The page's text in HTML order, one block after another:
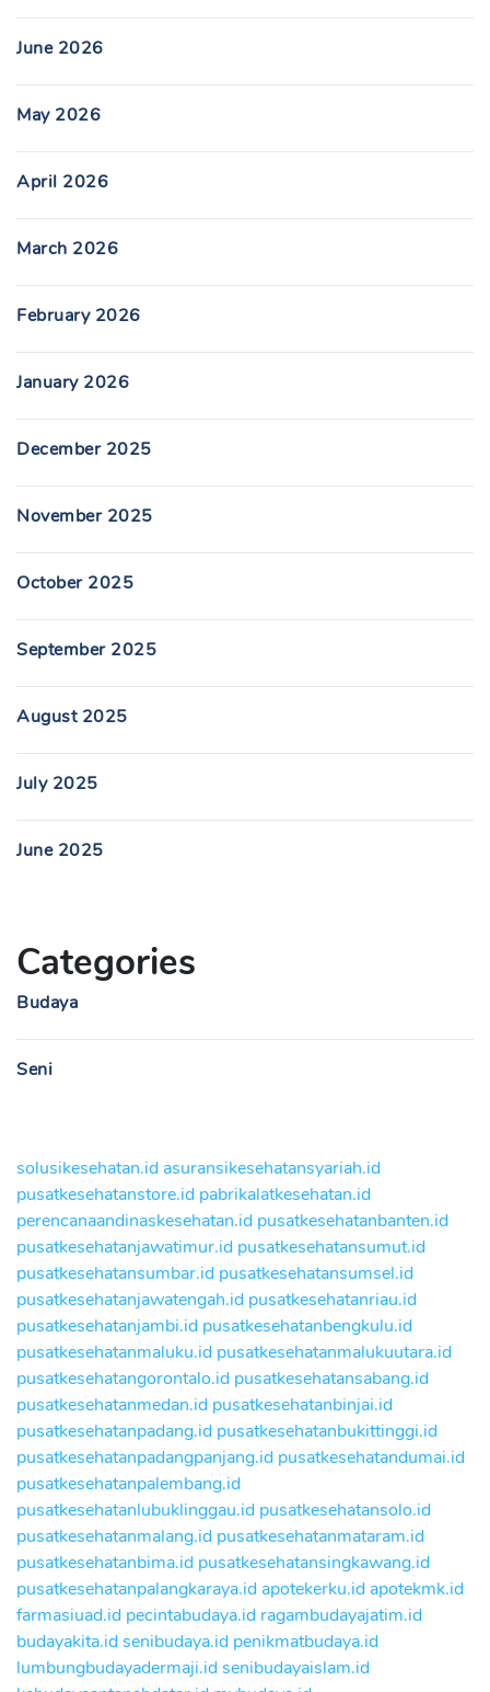
June 2026
May 2026
April 2026
March 2026
February 2026
January 2026
December 2025
November 2025
October 2025
September 2025
August 2025
July 2025
June 2025
Categories
Budaya
Seni
solusikesehatan.id asuransikesehatansyariah.id
pusatkesehatanstore.id pabrikalatkesehatan.id
perencanaandinaskesehatan.id pusatkesehatanbanten.id
pusatkesehatanjawatimur.id pusatkesehatansumut.id
pusatkesehatansumbar.id pusatkesehatansumsel.id
pusatkesehatanjawatengah.id pusatkesehatanriau.id
pusatkesehatanjambi.id pusatkesehatanbengkulu.id
pusatkesehatanmaluku.id pusatkesehatanmalukuutara.id
pusatkesehatangorontalo.id pusatkesehatansabang.id
pusatkesehatanmedan.id pusatkesehatanbinjai.id
pusatkesehatanpadang.id pusatkesehatanbukittinggi.id
pusatkesehatanpadangpanjang.id pusatkesehatandumai.id
pusatkesehatanpalembang.id
pusatkesehatanlubuklinggau.id pusatkesehatansolo.id
pusatkesehatanmalang.id pusatkesehatanmataram.id
pusatkesehatanbima.id pusatkesehatansingkawang.id
pusatkesehatanpalangkaraya.id apotekerku.id apotekmk.id
farmasiuad.id pecintabudaya.id ragambudayajatim.id
budayakita.idsenibudaya.id penikmatbudaya.id
lumbungbudayadermaji.idsenibudayaislam.id